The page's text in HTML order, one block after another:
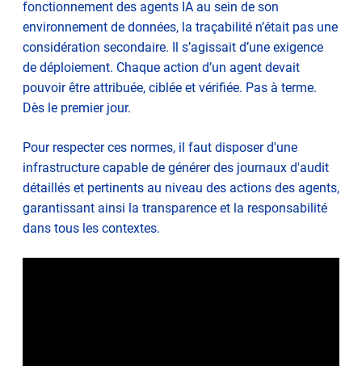
fonctionnement des agents IA au sein de son
environnement de données, la traçabilité n’était pas une
considération secondaire. Il s’agissait d’une exigence
de déploiement. Chaque action d’un agent devait
pouvoir être attribuée, ciblée et vérifiée. Pas à terme.
Dès le premier jour.
Pour respecter ces normes, il faut disposer d'une
infrastructure capable de générer des journaux d'audit
détaillés et pertinents au niveau des actions des agents,
garantissant ainsi la transparence et la responsabilité
dans tous les contextes.